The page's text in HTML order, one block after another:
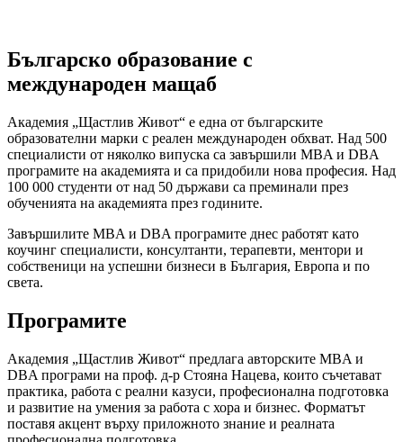
Българско образование с
международен мащаб
Академия „Щастлив Живот“ е една от българските
образователни марки с реален международен обхват. Над 500
специалисти от няколко випуска са завършили MBA и DBA
програмите на академията и са придобили нова професия. Над
100 000 студенти от над 50 държави са преминали през
обученията на академията през годините.
Завършилите MBA и DBA програмите днес работят като
коучинг специалисти, консултанти, терапевти, ментори и
собственици на успешни бизнеси в България, Европа и по
света.
Програмите
Академия „Щастлив Живот“ предлага авторските MBA и
DBA програми на проф. д-р Стояна Нацева, които съчетават
практика, работа с реални казуси, професионална подготовка
и развитие на умения за работа с хора и бизнес. Форматът
поставя акцент върху приложното знание и реалната